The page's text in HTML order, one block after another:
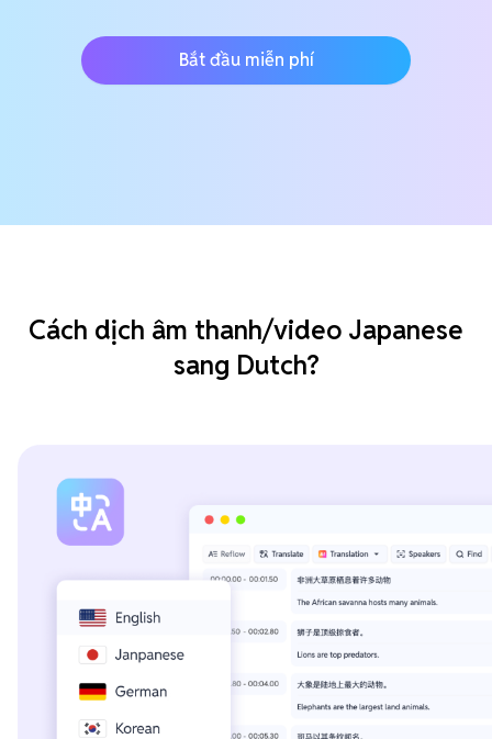
Bắt đầu miễn phí
Cách dịch âm thanh/video Japanese
sang Dutch?